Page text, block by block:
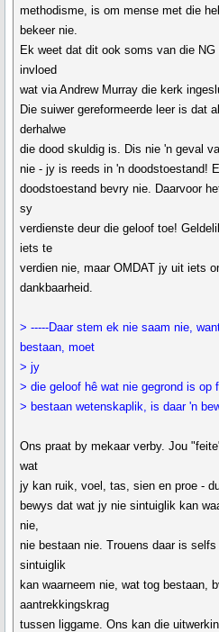
methodisme, is om mense met die
bekeer nie.
Ek weet dat dit ook soms van die
invloed
wat via Andrew Murray die kerk
Die suiwer gereformeerde leer is dat
derhalwe
die dood skuldig is. Dis nie 'n geval
nie - jy is reeds in 'n doodstoestand!
doodstoestand bevry nie. Daarvoor
sy
verdienste deur die geloof toe!
iets te
verdien nie, maar OMDAT jy uit iets
dankbaarheid.
> -----Daar stem ek nie saam nie,
bestaan, moet
> jy
> die geloof hê wat nie gegrond is
> bestaan wetenskaplik, is daar 'n
Ons praat by mekaar verby. Jou
wat
jy kan ruik, voel, tas, sien en proe -
bewys dat wat jy nie sintuiglik kan
nie,
nie bestaan nie. Trouens daar is
sintuiglik
kan waarneem nie, wat tog bestaan,
aantrekkingskrag
tussen liggame. Ons kan die